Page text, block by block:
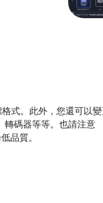
式。此外，您還可以
轉碼器等等。也請注意
品質。